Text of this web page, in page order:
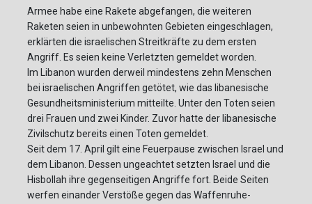
Armee habe eine Rakete abgefangen, die weiteren
Raketen seien in unbewohnten Gebieten eingeschlagen,
erklärten die israelischen Streitkräfte zu dem ersten
Angriff. Es seien keine Verletzten gemeldet worden.
Im Libanon wurden derweil mindestens zehn Menschen
bei israelischen Angriffen getötet, wie das libanesische
Gesundheitsministerium mitteilte. Unter den Toten seien
drei Frauen und zwei Kinder. Zuvor hatte der libanesische
Zivilschutz bereits einen Toten gemeldet.
Seit dem 17. April gilt eine Feuerpause zwischen Israel und
dem Libanon. Dessen ungeachtet setzten Israel und die
Hisbollah ihre gegenseitigen Angriffe fort. Beide Seiten
werfen einander Verstöße gegen das Waffenruhe-